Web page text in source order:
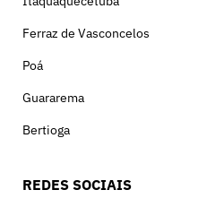
Ferraz de Vasconcelos
Poá
Guararema
Bertioga
REDES SOCIAIS